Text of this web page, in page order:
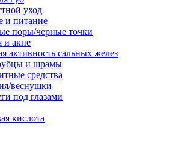
уход
и питание
поры/черные точки
и акне
активность сальных желез
и шрамы
средства
веснушки
под глазами
кислота